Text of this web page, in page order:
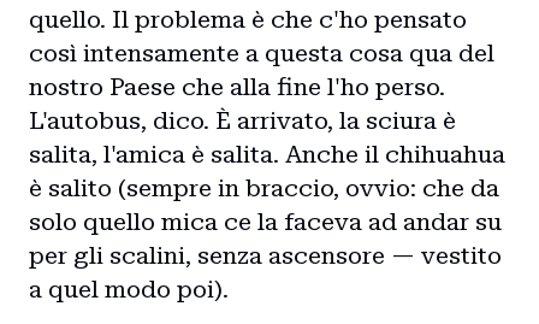
quello. Il problema è che c'ho pensato
così intensamente a questa cosa qua del
nostro Paese che alla fine l'ho perso.
L'autobus, dico. È arrivato, la sciura è
salita, l'amica è salita. Anche il chihuahua
è salito (sempre in braccio, ovvio: che da
solo quello mica ce la faceva ad andar su
per gli scalini, senza ascensore — vestito
a quel modo poi).